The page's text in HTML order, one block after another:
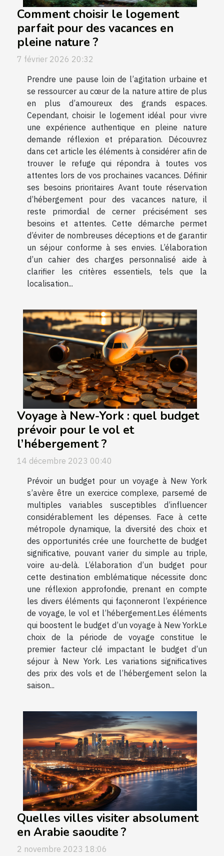
Comment choisir le logement
parfait pour des vacances en
pleine nature ?
7 février 2026 20:32
Prendre une pause loin de l’agitation urbaine et
se ressourcer au cœur de la nature attire de plus
en plus d’amoureux des grands espaces.
Cependant, choisir le logement idéal pour vivre
une expérience authentique en pleine nature
demande réflexion et préparation. Découvrez
dans cet article les éléments à considérer afin de
trouver le refuge qui répondra à toutes vos
attentes lors de vos prochaines vacances. Définir
ses besoins prioritaires Avant toute réservation
d’hébergement pour des vacances nature, il
reste primordial de cerner précisément ses
besoins et attentes. Cette démarche permet
d’éviter de nombreuses déceptions et de garantir
un séjour conforme à ses envies. L’élaboration
d’un cahier des charges personnalisé aide à
clarifier les critères essentiels, tels que la
localisation...
Voyage à New-York : quel budget
prévoir pour le vol et
l’hébergement ?
14 décembre 2023 00:40
Prévoir un budget pour un voyage à New York
s’avère être un exercice complexe, parsemé de
multiples variables susceptibles d’influencer
considérablement les dépenses. Face à cette
métropole dynamique, la diversité des choix et
des opportunités crée une fourchette de budget
significative, pouvant varier du simple au triple,
voire au-delà. L’élaboration d’un budget pour
cette destination emblématique nécessite donc
une réflexion approfondie, prenant en compte
les divers éléments qui façonneront l’expérience
de voyage, le vol et l’hébergement.Les éléments
qui boostent le budget d’un voyage à New YorkLe
choix de la période de voyage constitue le
premier facteur clé impactant le budget d’un
séjour à New York. Les variations significatives
des prix des vols et de l’hébergement selon la
saison...
Quelles villes visiter absolument
en Arabie saoudite ?
2 novembre 2023 18:06